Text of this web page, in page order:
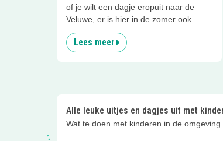
of je wilt een dagje eropuit naar de
Veluwe, er is hier in de zomer ook
zoveel te beleven!
Lees meer
Alle leuke uitjes en dagjes uit met
Wat te doen met kinderen in de